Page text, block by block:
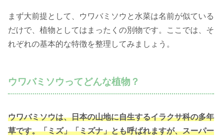
まず大前提として、ウワバミソウと水菜は名前が似ている
だけで、植物としてはまったくの別物です。ここでは、そ
れぞれの基本的な特徴を整理してみましょう。
ウワバミソウってどんな植物？
ウワバミソウは、日本の山地に自生するイラクサ科の多年
草です。「ミズ」「ミズナ」とも呼ばれますが、スーパー